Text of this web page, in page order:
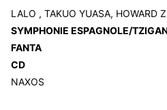
LALO , TAKUO YUASA, HOWARD
SYMPHONIE ESPAGNOLE/
FANTA
CD
NAXOS